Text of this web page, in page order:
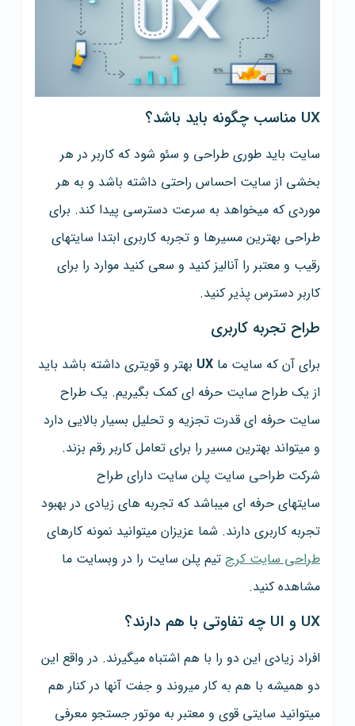
UX مناسب چگونه باید باشد؟
سایت باید طوری طراحی و سئو شود که کاربر در هر
بخشی از سایت احساس راحتی داشته باشد و به هر
موردی که میخواهد به سرعت دسترسی پیدا کند. برای
طراحی بهترین مسیرها و تجربه کاربری ابتدا سایتهای
رقیب و معتبر را آنالیز کنید و سعی کنید موارد را برای
کاربر دسترس پذیر کنید.
طراح تجربه کاربری
برای آن که سایت ما UX بهتر و قویتری داشته باشد باید
از یک طراح سایت حرفه ای کمک بگیریم. یک طراح
سایت حرفه ای قدرت تجزیه و تحلیل بسیار بالایی دارد
و میتواند بهترین مسیر را برای تعامل کاربر رقم بزند.
شرکت طراحی سایت پلن سایت دارای طراح
سایتهای حرفه ای میباشد که تجربه های زیادی در بهبود
تجربه کاربری دارند. شما عزیزان میتوانید نمونه کارهای
طراحی سایت کرج تیم پلن سایت را در وبسایت ما
مشاهده کنید.
UX و UI چه تفاوتی با هم دارند؟
افراد زیادی این دو را با هم اشتباه میگیرند. در واقع این
دو همیشه با هم به کار میروند و جفت آنها در کنار هم
میتوانید سایتی قوی و معتبر به موتور جستجو معرفی